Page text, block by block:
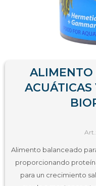
ALIMENTO
ACUÁTICAS
Alimento balanceado
proporcionando
para un crecimiento